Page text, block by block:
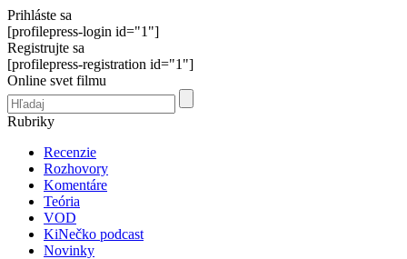
Prihláste sa
[profilepress-login id="1"]
Registrujte sa
[profilepress-registration id="1"]
Online svet filmu
Rubriky
Recenzie
Rozhovory
Komentáre
Teória
VOD
KiNečko podcast
Novinky